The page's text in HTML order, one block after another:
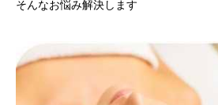
そんなお悩み解決します